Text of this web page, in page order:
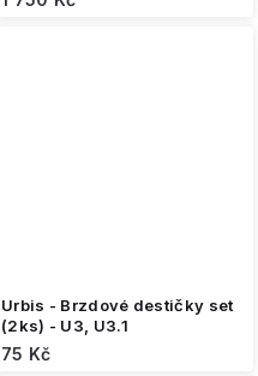
Urbis - Brzdové destičky set
(2ks) - U3, U3.1
75 Kč